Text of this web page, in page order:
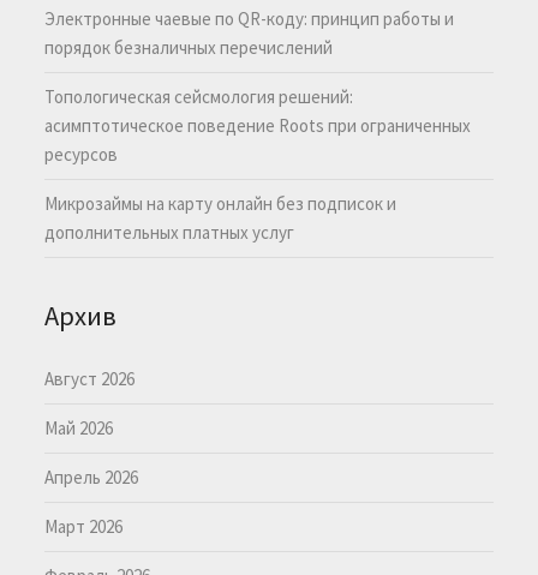
Электронные чаевые по QR-коду: принцип работы и
порядок безналичных перечислений
Топологическая сейсмология решений:
асимптотическое поведение Roots при ограниченных
ресурсов
Микрозаймы на карту онлайн без подписок и
дополнительных платных услуг
Архив
Август 2026
Май 2026
Апрель 2026
Март 2026